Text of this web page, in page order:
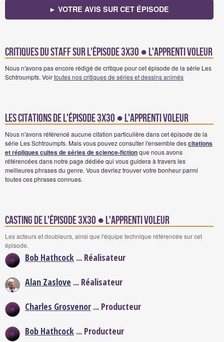
► VOTRE AVIS SUR CET ÉPISODE
Critiques du staff sur l'épisode 3x30 ● L'apprenti voleur
Nous n'avons pas encore rédigé de critique pour cet épisode de la série Les
Schtroumpfs. Voirtoutes nos critiques de séries et dessins animés
Les citations de l'épisode 3x30 ● L'apprenti voleur
Nous n'avons référencé aucune citation particulière dans cet épisode de la
série Les Schtroumpfs. Mais vous pouvez consulter l'ensemble descitations
et répliques cultes de séries de science-fictionque nous avons
référencées dans notre page dédiée qui vous guidera à travers les
meilleures phrases du genre. Vous devriez trouver votre bonheur parmi
toutes ces phrases connues.
Casting de l'épisode 3x30 ● L'apprenti voleur
Les acteurs et doubleurs, ainsi que l'équipe technique référencée sur cet
épisode.
Bob Hathcock ... Réalisateur
Alan Zaslove ... Réalisateur
Charles Grosvenor ... Producteur
Bob Hathcock ... Producteur